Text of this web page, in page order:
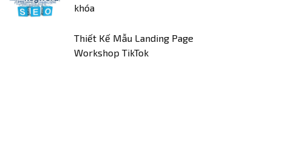
khóa
Thiết Kế Mẫu Landing Page
Workshop TikTok